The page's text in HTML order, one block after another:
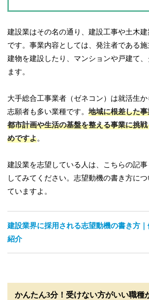
建設業はその名の通り、建設工事や土木
です。事業内容としては、発注者である
建物を建設したり、マンションや戸建て
ます。
大手総合工事業者（ゼネコン）は就活生か
志願者も多い業種です。地域に根差した
都市計画や生活の基盤を整える事業に挑
めですよ。
建設業を志望している人は、こちらの記
してみてください。志望動機の書き方に
ていますよ。
建設業界に採用される志望動機の書き方
紹介
かんたん3分！受けない方がいい職種